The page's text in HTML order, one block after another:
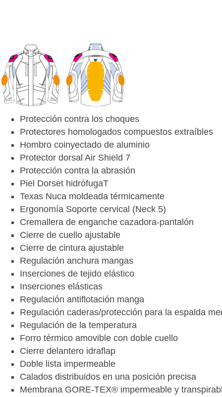
Protección contra los choques
Protectores homologados compuestos extraíbles
Hombro coinyectado de aluminio
Protector dorsal Air Shield 7
Protección contra la abrasión
Piel Dorset hidrófugaT
Texas Nuca moldeada térmicamente
Ergonomía Soporte cervical (Neck 5)
Cremallera de enganche cazadora-pantalón
Cierre de cuello ajustable
Cierre de cintura ajustable
Regulación anchura mangas
Inserciones de tejido elástico
Inserciones elásticas
Regulación antiflotación manga
Regulación caderas/protección para la espalda
Regulación de la temperatura
Forro térmico amovible con doble cuello
Cierre delantero idraflap
Doble lista impermeable
Calados distribuidos en una posición precisa
Membrana GORE-TEX® impermeable y